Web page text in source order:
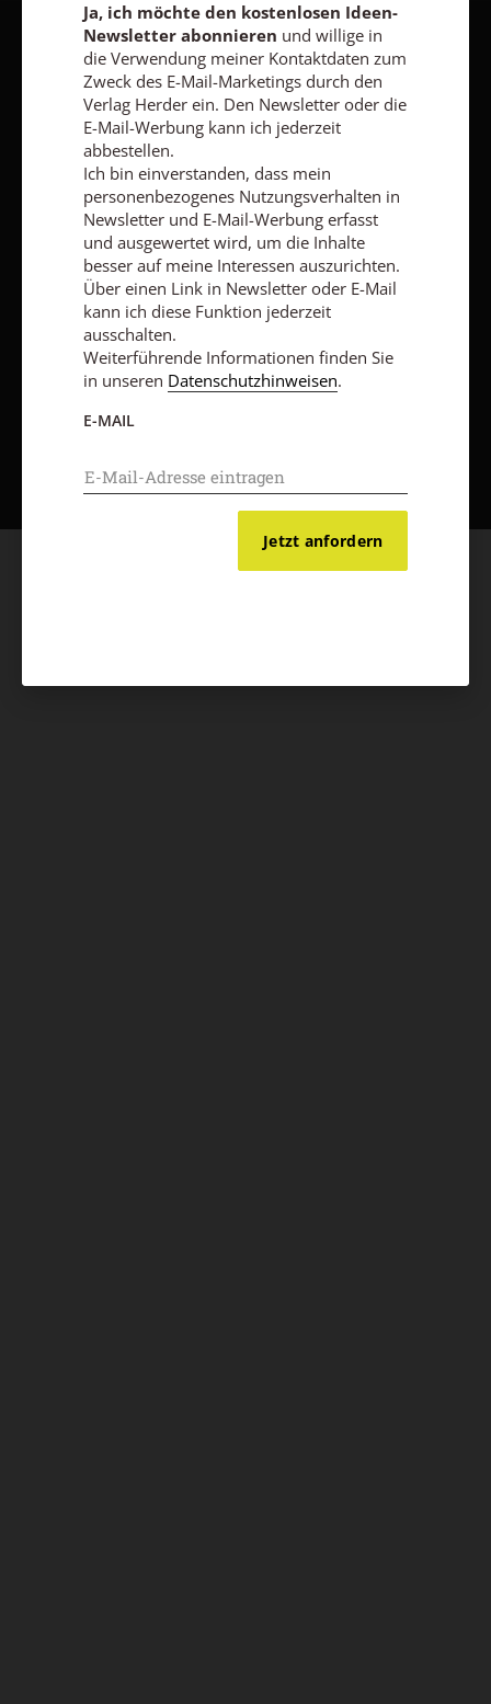
AGB und Widerrufsbelehrung Datenschutz Barrierefreiheit
Impressum
Vertrag widerrufen
Ja, ich möchte den kostenlosen Ideen-
Newsletter abonnieren und willige in
die Verwendung meiner Kontaktdaten zum
Zweck des E-Mail-Marketings durch den
Verlag Herder ein. Den Newsletter oder die
E-Mail-Werbung kann ich jederzeit
abbestellen.
Ich bin einverstanden, dass mein
personenbezogenes Nutzungsverhalten in
Newsletter und E-Mail-Werbung erfasst
und ausgewertet wird, um die Inhalte
besser auf meine Interessen auszurichten.
Über einen Link in Newsletter oder E-Mail
kann ich diese Funktion jederzeit
ausschalten.
Weiterführende Informationen finden Sie
in unseren Datenschutzhinweisen.
E-MAIL
Jetzt anfordern